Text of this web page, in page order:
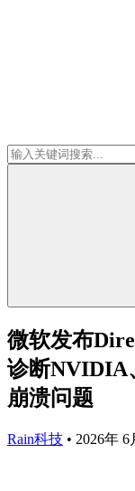
微软发布
诊断NVIDIA
崩溃问题
Rain科技 • 2026年 6